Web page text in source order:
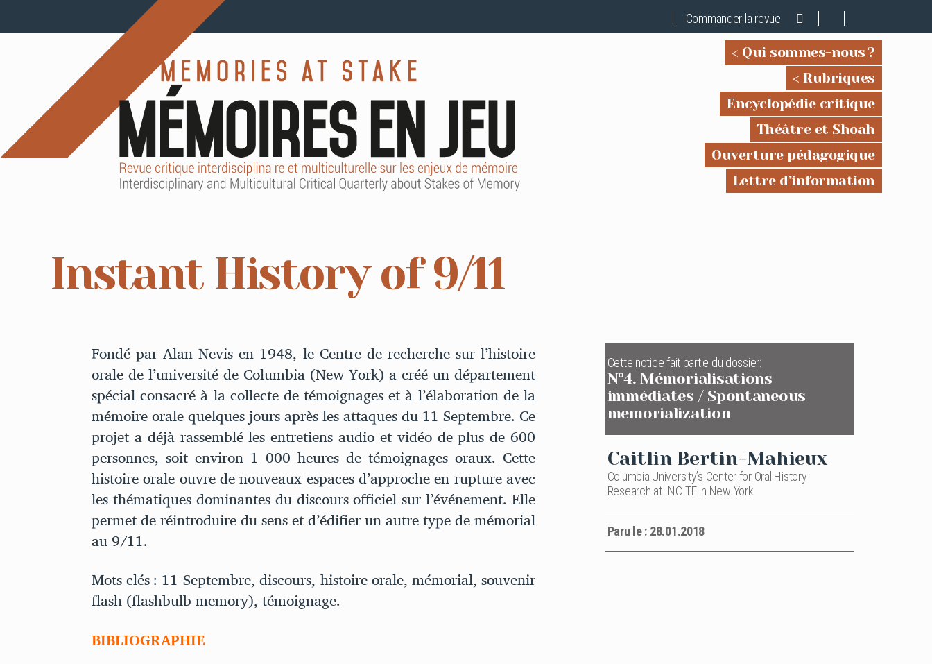
Commander la revue
Qui sommes-nous ?
Rubriques
Encyclopédie critique
Théâtre et Shoah
Ouverture pédagogique
Lettre d’information
Instant History of 9/11
Cette notice fait partie du dossier:
N°4. Mémorialisations
immédiates / Spontaneous
memorialization
Caitlin Bertin-Mahieux
Columbia University’s Center for Oral History
Research at INCITE in New York
Paru le : 28.01.2018
Fondé par Alan Nevis en 1948, le Centre de recherche sur l’histoire
orale de l’université de Columbia (New York) a créé un département
spécial consacré à la collecte de témoignages et à l’élaboration de la
mémoire orale quelques jours après les attaques du 11 Septembre. Ce
projet a déjà rassemblé les entretiens audio et vidéo de plus de 600
personnes, soit environ 1 000 heures de témoignages oraux. Cette
histoire orale ouvre de nouveaux espaces d’approche en rupture avec
les thématiques dominantes du discours officiel sur l’événement. Elle
permet de réintroduire du sens et d’édifier un autre type de mémorial
au 9/11.
Mots clés : 11-Septembre, discours, histoire orale, mémorial, souvenir
flash (flashbulb memory), témoignage.
BIBLIOGRAPHIE